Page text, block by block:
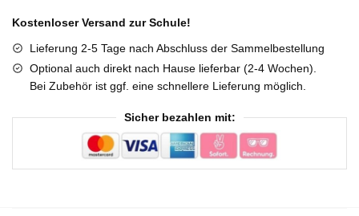
Kostenloser Versand zur Schule!
Lieferung 2-5 Tage nach Abschluss der Sammelbestellung
Optional auch direkt nach Hause lieferbar (2-4 Wochen).
Bei Zubehör ist ggf. eine schnellere Lieferung möglich.
Sicher bezahlen mit: